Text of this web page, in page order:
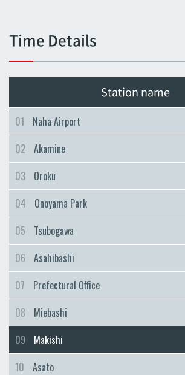
Asato
Naha City Hospital
Asahibashi
Prefectural Office
Miebashi
Omoromachi
Gibo
Time Details
Station name
01
Naha Airport
02 Akamine
03
Oroku
04
Onoyama Park
05
Tsubogawa
06
Asahibashi
07
Prefectural Office
08
Miebashi
09
Makishi
10
Asato